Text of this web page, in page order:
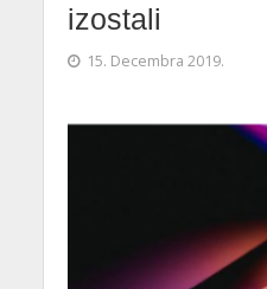
izostali
15. Decembra 2019.